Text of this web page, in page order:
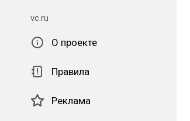
vc.ru
О проекте
Правила
Реклама